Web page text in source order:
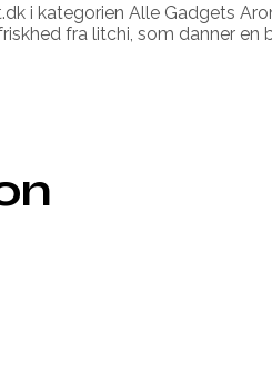
i kategorien Alle Gadgets
fra litchi, som danner